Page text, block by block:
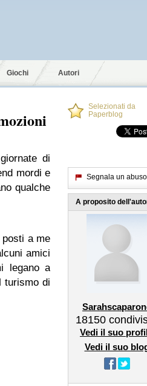
Giochi Autori
di
mordi e
qualche
posti a me
amici
legano a
turismo di
Selezionati da
Paperblog
Segnala un abuso
A proposito
18150
Vedi il suo
Vedi il suo